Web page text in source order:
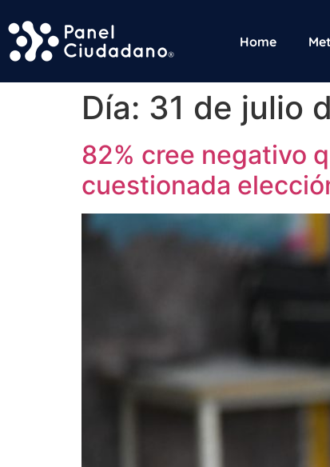
Home
Día: 31 de julio
82% cree negativo
cuestionada